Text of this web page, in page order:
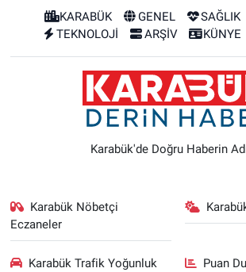
KARABÜK GENEL SAĞLIK
TEKNOLOJİ
ARŞİV KÜNYE
Karabük'de Doğru Haberin
Karabük Nöbetçi
Eczaneler
Karabük Trafik Yoğunluk
Puan